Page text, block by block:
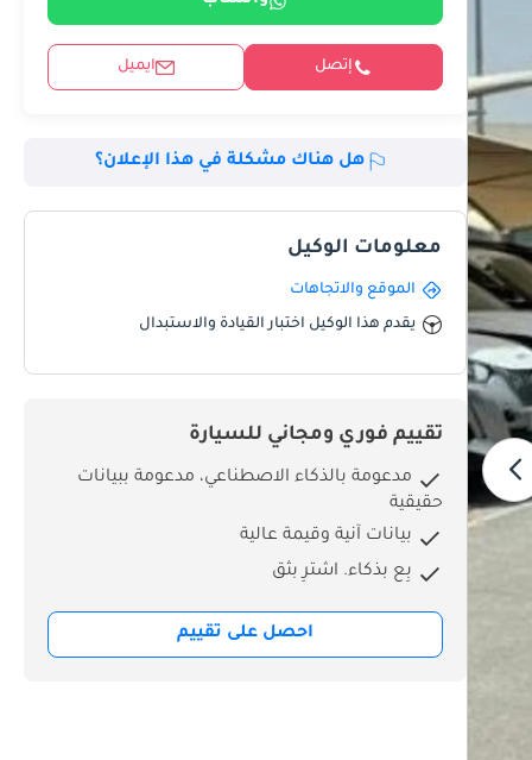
إتصل ايميل
هل هناك مشكلة في هذا الإعلان؟
معلومات الوكيل
الموقع والاتجاهات
يقدم هذا الوكيل اختبار القيادة والاستبدال
تقييم فوري ومجاني للسيارة
مدعومة بالذكاء الاصطناعي، مدعومة ببيانات
حقيقية
بيانات آنية وقيمة عالية
بِع بذكاء. اشترِ بثق
احصل على تقييم